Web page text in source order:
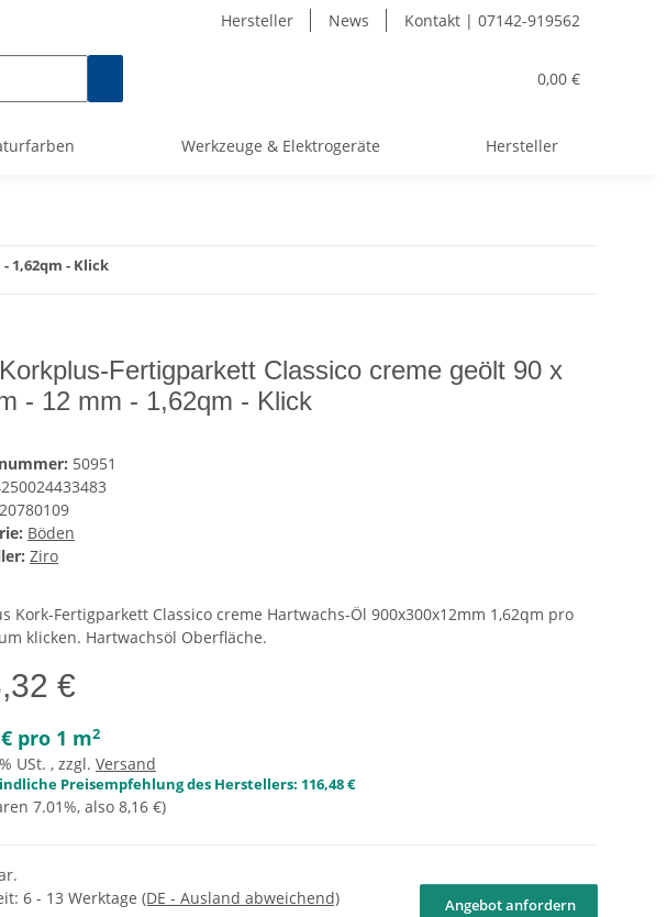
Hersteller News Kontakt | 07142-919562
0,00 €
Werkzeuge & Elektrogeräte Hersteller
1,62qm - Klick
Fertigparkett Classico creme geölt 90 x
- 12 mm - 1,62qm - Klick
50951
Böden
Ziro
Kork-Fertigparkett Classico creme Hartwachs-Öl 900x300x12mm 1,62qm pro
klicken. Hartwachsöl Oberfläche.
€
pro 1 m2
USt. , zzgl. Versand
Preisempfehlung des Herstellers: 116,48 €
7.01%, also 8,16 €)
6 - 13 Werktage (DE - Ausland abweichend) Angebot anfordern